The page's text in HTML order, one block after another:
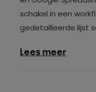
schakel in een
gedetailleerde lijst
Lees meerover